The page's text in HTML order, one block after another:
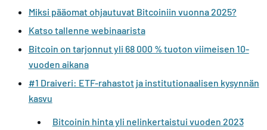
Miksi pääomat ohjautuvat Bitcoiniin vuonna 2025?
Katso tallenne webinaarista
Bitcoin on tarjonnut yli 68 000 % tuoton viimeisen 10-
vuoden aikana
#1 Draiveri: ETF-rahastot ja institutionaalisen kysynnän
kasvu
Bitcoinin hinta yli nelinkertaistui vuoden 2023